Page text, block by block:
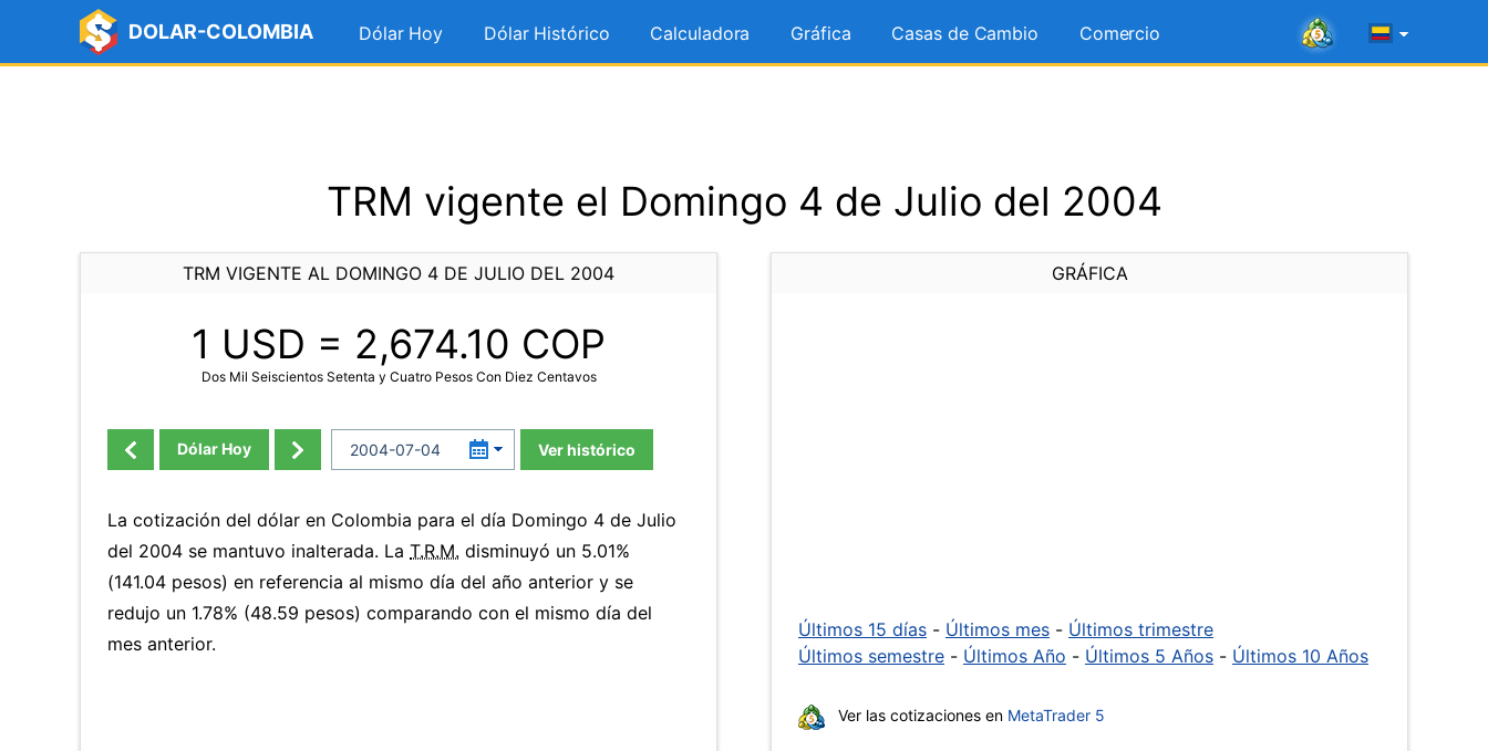
DOLAR-COLOMBIA Dólar Hoy Dólar Histórico Calculadora Gráfica Casas de Cambio Comercio
TRM vigente el Domingo 4 de Julio del 2004
TRM VIGENTE AL DOMINGO 4 DE JULIO DEL 2004
1 USD = 2,674.10 COP
Dos Mil Seiscientos Setenta y Cuatro Pesos Con Diez Centavos
Dólar Hoy Ver histórico
La cotización del dólar en Colombia para el día Domingo 4 de Julio
del 2004 se mantuvo inalterada. La T.R.M. disminuyó un 5.01%
(141.04 pesos) en referencia al mismo día del año anterior y se
redujo un 1.78% (48.59 pesos) comparando con el mismo día del
mes anterior.
GRÁFICA
Últimos 15 días - Últimos mes - Últimos trimestre
Últimos semestre - Últimos Año - Últimos 5 Años - Últimos 10 Años
Ver las cotizaciones en MetaTrader 5